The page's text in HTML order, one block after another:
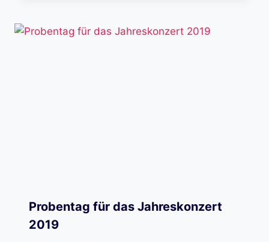
Probentag für das Jahreskonzert
2019